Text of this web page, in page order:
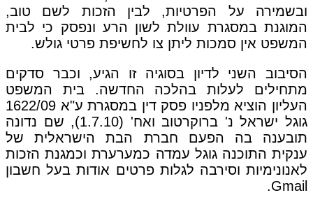
ובשמירה על הפרטיות, לבין הזכות לשם טוב,
המוגנת במסגרת עוולת לשון הרע ונפסק כי לבית
המשפט אין סמכות ליתן צו לחשיפת פרטי גולש.
הסיבוב השני לדיון בסוגיה זו הגיע, וכבר סדקים
מתחילים לעלות בהלכה החדשה. בית המשפט
העליון הוציא מלפניו פסק דין במסגרת ע"א 1622/09
גוגל ישראל נ' ברוקרטוב ואח' (1.7.10), שם נדונה
תובענה בה הפעם חברת הבת הישראלית של
ענקית התוכנה גוגל עמדה כמערערת וכמגנת הזכות
לאנונימיות וסירבה לגלות פרטים אודות בעל חשבון
Gmail.